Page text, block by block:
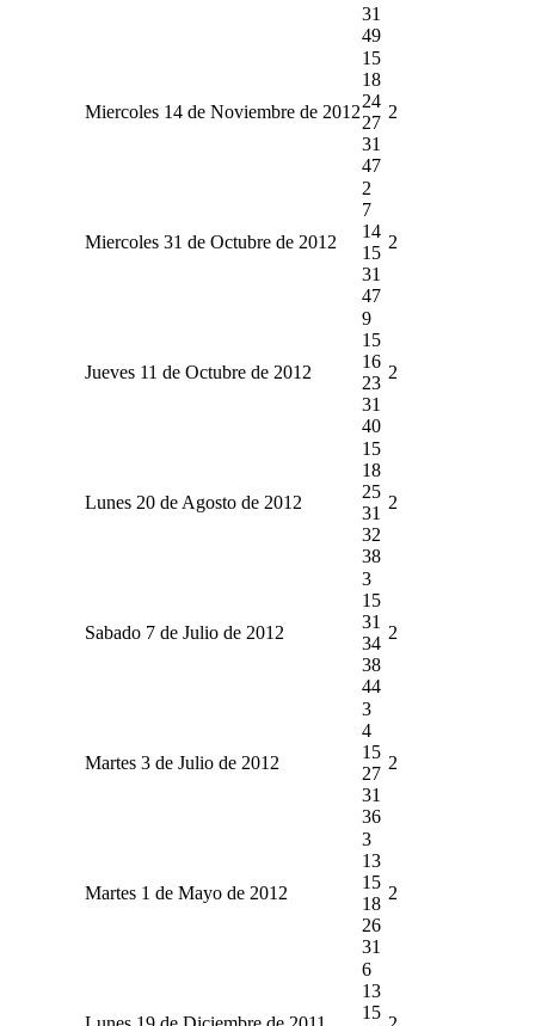
31
49
Miercoles 14 de Noviembre de 2012
15
18
24
27
31
47
2
Miercoles 31 de Octubre de 2012
2
7
14
15
31
47
2
Jueves 11 de Octubre de 2012
9
15
16
23
31
40
2
Lunes 20 de Agosto de 2012
15
18
25
31
32
38
2
Sabado 7 de Julio de 2012
3
15
31
34
38
44
2
Martes 3 de Julio de 2012
3
4
15
27
31
36
2
Martes 1 de Mayo de 2012
3
13
15
18
26
31
2
6
13
15